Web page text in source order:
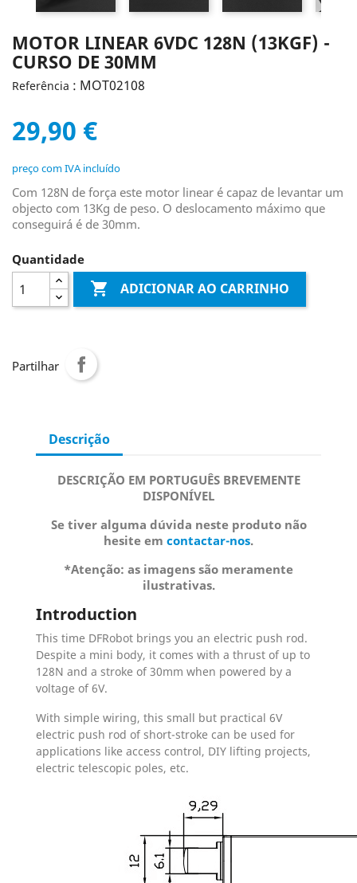
MOTOR LINEAR 6VDC 128N (13KGF) -
CURSO DE 30MM
Referência : MOT02108
29,90 €
preço com IVA incluído
Com 128N de força este motor linear é capaz de levantar um
objecto com 13Kg de peso. O deslocamento máximo que
conseguirá é de 30mm.
Quantidade
 ADICIONAR AO CARRINHO
Partilhar
Descrição
DESCRIÇÃO EM PORTUGUÊS BREVEMENTE
DISPONÍVEL
Se tiver alguma dúvida neste produto não
hesite em contactar-nos.
*Atenção: as imagens são meramente
ilustrativas.
Introduction
This time DFRobot brings you an electric push rod.
Despite a mini body, it comes with a thrust of up to
128N and a stroke of 30mm when powered by a
voltage of 6V.
With simple wiring, this small but practical 6V
electric push rod of short-stroke can be used for
applications like access control, DIY lifting projects,
electric telescopic poles, etc.